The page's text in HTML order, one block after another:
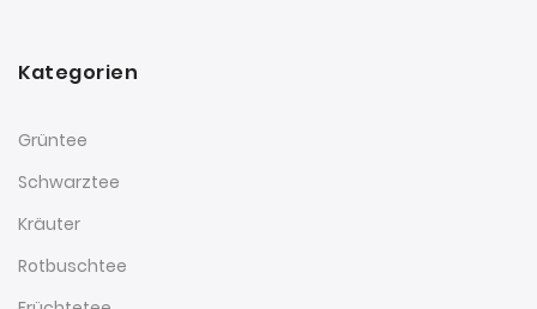
Kategorien
Grüntee
Schwarztee
Kräuter
Rotbuschtee